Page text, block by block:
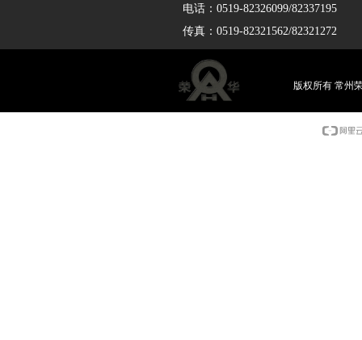
电话：0519-82326099/82337195
传真：0519-82321562/82321272
版权所有 常州